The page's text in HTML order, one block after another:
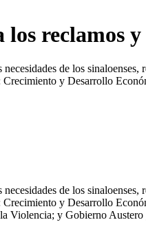
reclamos
de los
Crecimiento y Desarrollo
de los
Crecimiento y Desarrollo
Violencia; y Gobierno